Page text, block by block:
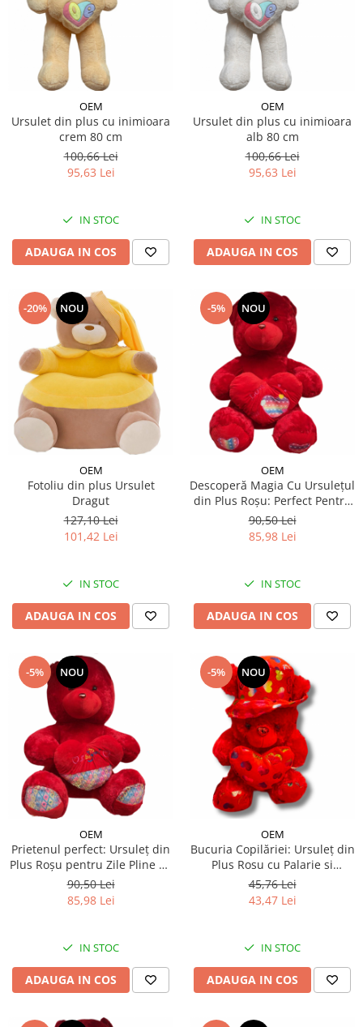
OEM
Ursulet din plus cu inimioara
crem 80 cm
100,66 Lei
95,63 Lei
IN STOC
ADAUGA IN COS
OEM
Ursulet din plus cu inimioara
alb 80 cm
100,66 Lei
95,63 Lei
IN STOC
ADAUGA IN COS
-20% NOU
OEM
Fotoliu din plus Ursulet
Dragut
127,10 Lei
101,42 Lei
IN STOC
ADAUGA IN COS
-5% NOU
OEM
Descoperă Magia Cu Ursulețul
din Plus Roșu: Perfect Pentru
Îmbrățișări și Momente de
Iubire - 60 cm
90,50 Lei
85,98 Lei
IN STOC
ADAUGA IN COS
-5% NOU
OEM
Prietenul perfect: Ursuleț din
Plus Roșu pentru Zile Pline de
Dragoste - 60 cm
90,50 Lei
85,98 Lei
IN STOC
ADAUGA IN COS
-5% NOU
OEM
Bucuria Copilăriei: Ursuleț din
Plus Rosu cu Palarie si
Inimioară - 33 cm
45,76 Lei
43,47 Lei
IN STOC
ADAUGA IN COS